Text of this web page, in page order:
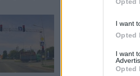
I want
Opted
I want
Opted